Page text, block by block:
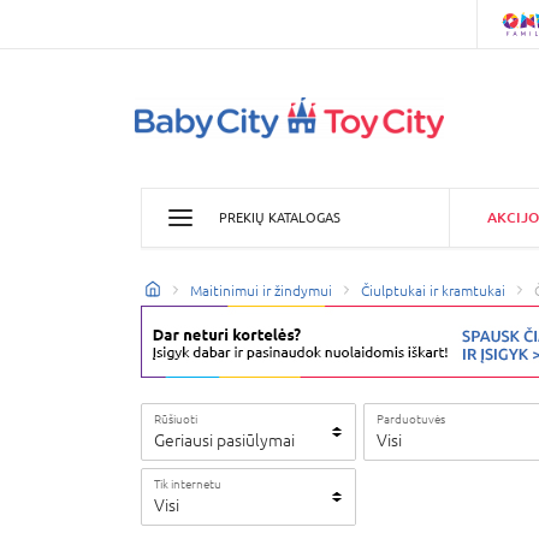
PREKIŲ KATALOGAS
Maitinimui ir žindymui Čiulptukai ir kramtukai
Rūšiuoti
Geriausi pasiūlymai
Parduotuvės
Visi
Tik internetu
Visi